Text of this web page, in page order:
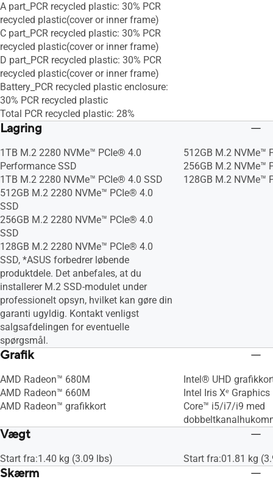
A part_PCR recycled plastic: 30% PCR
recycled plastic(cover or inner frame)
C part_PCR recycled plastic: 30% PCR
recycled plastic(cover or inner frame)
D part_PCR recycled plastic: 30% PCR
recycled plastic(cover or inner frame)
Battery_PCR recycled plastic enclosure:
30% PCR recycled plastic
Total PCR recycled plastic: 28%
Lagring
1TB M.2 2280 NVMe™ PCIe® 4.0
Performance SSD
1TB M.2 2280 NVMe™ PCIe® 4.0 SSD
512GB M.2 2280 NVMe™ PCIe® 4.0
SSD
256GB M.2 2280 NVMe™ PCIe® 4.0
SSD
128GB M.2 2280 NVMe™ PCIe® 4.0
SSD, *ASUS forbedrer løbende
produktdele. Det anbefales, at du
installerer M.2 SSD-modulet under
professionelt opsyn, hvilket kan gøre din
garanti ugyldig. Kontakt venligst
salgsafdelingen for eventuelle
spørgsmål.
512GB M.2 NVMe™
256GB M.2 NVMe™
128GB M.2 NVMe™
Grafik
AMD Radeon™ 680M
AMD Radeon™ 660M
AMD Radeon™ grafikkort
Intel® UHD
Intel Iris Xᵉ
Core™ i5/i7/i9 med
Vægt
Start fra:1.40 kg (3.09 lbs) Start fra:01.81 kg
Skærm